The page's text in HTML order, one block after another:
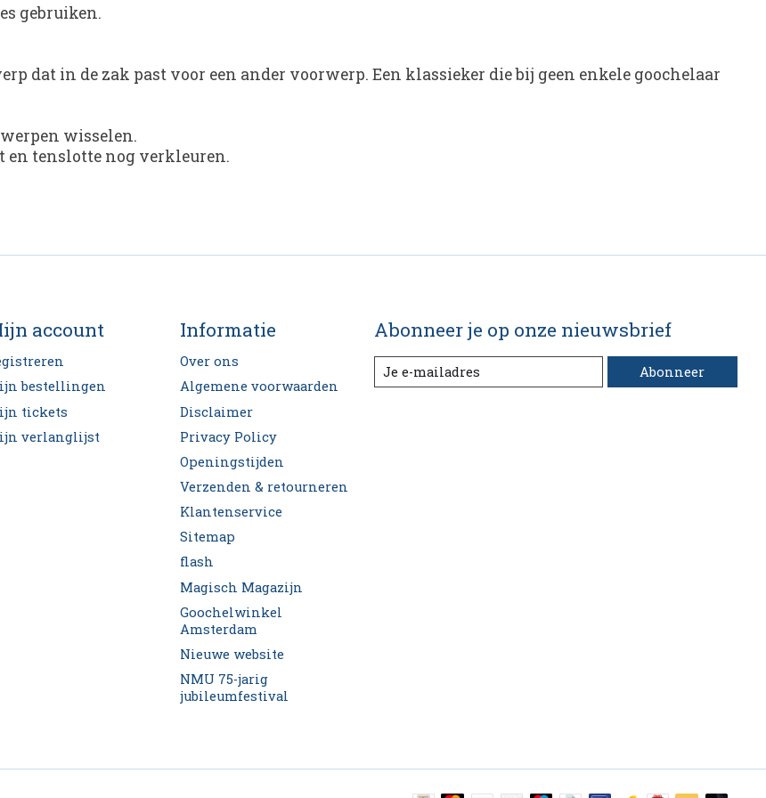
gebruiken.
dat in de zak past voor een ander voorwerp. Een klassieker die bij geen enkele goochelaar
wisselen.
en tenslotte nog verkleuren.
account
bestellingen
tickets
verlanglijst
Informatie
Over ons
Algemene voorwaarden
Disclaimer
Privacy Policy
Openingstijden
Verzenden & retourneren
Klantenservice
Sitemap
flash
Magisch Magazijn
Goochelwinkel
Amsterdam
Nieuwe website
NMU 75-jarig
jubileumfestival
Abonneer je op onze nieuwsbrief
Abonneer